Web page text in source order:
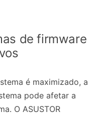
de firmware
é maximizado, a
pode afetar a
O ASUSTOR